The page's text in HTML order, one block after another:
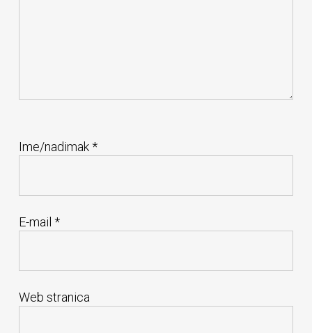
Ime/nadimak*
E-mail *
Web stranica